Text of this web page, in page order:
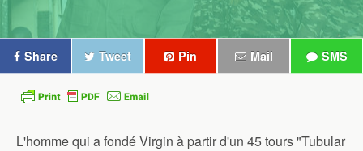
Share Tweet Pin Mail SMS
L'homme qui a fondé Virgin à partir d'un 45 tours "Tubular